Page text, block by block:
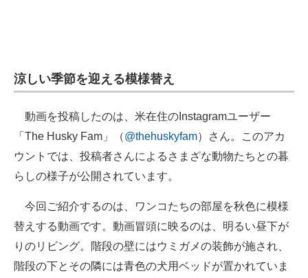
涼しい季節を迎える模様替え
動画を投稿したのは、米在住のInstagramユーザー
「The Husky Fam」（@thehuskyfam）さん。このアカ
ウントでは、投稿者さんによるさまざな動物たちとの暮
らしの様子が公開されています。
今回ご紹介するのは、ワンコたちの部屋を秋色に模様
替えする動画です。動画冒頭に映るのは、明るい昼下が
りのリビング。階段の壁にはウミガメの装飾が施され、
階段の下とその隣には青色の犬用ベッドが置かれていま